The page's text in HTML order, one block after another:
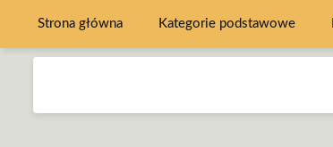
Strona główna Kategorie podstawowe